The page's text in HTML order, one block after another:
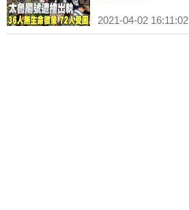
2021-04-02 16:11:02